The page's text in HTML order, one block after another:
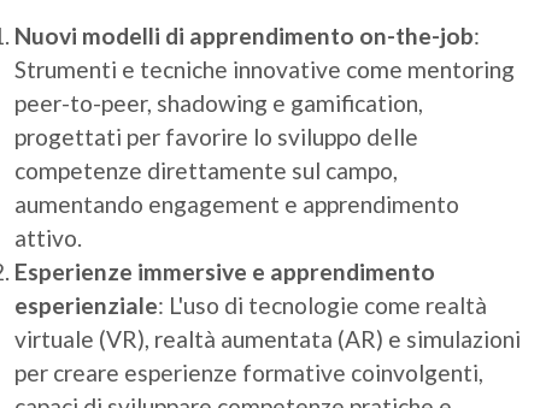
Nuovi modelli di apprendimento on-the-job:
Strumenti e tecniche innovative come mentoring
peer-to-peer, shadowing e gamification,
progettati per favorire lo sviluppo delle
competenze direttamente sul campo,
aumentando engagement e apprendimento
attivo.
Esperienze immersive e apprendimento
esperienziale: L'uso di tecnologie come realtà
virtuale (VR), realtà aumentata (AR) e simulazioni
per creare esperienze formative coinvolgenti,